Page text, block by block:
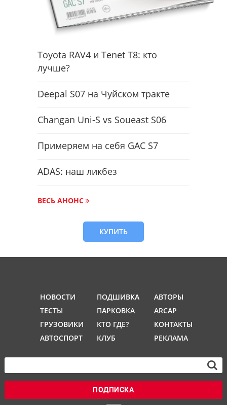
Toyota RAV4 и Tenet T8: кто
лучше?
Deepal S07 на Чуйском тракте
Changan Uni-S vs Soueast S06
Примеряем на себя GAC S7
ADAS: наш ликбез
ВЕСЬ АНОНС
КУПИТЬ
НОВОСТИ
ТЕСТЫ
ГРУЗОВИКИ
АВТОСПОРТ
ПОДШИВКА
ПАРКОВКА
КТО ГДЕ?
КЛУБ
АВТОРЫ
ARCAP
КОНТАКТЫ
РЕКЛАМА
ПОДПИСКА